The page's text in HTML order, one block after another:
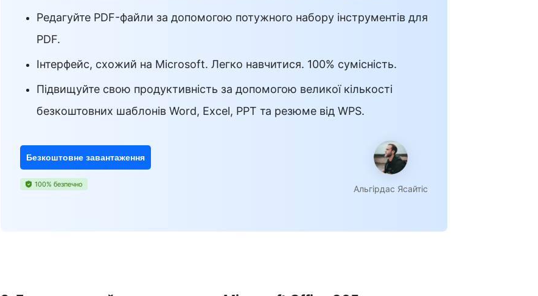
Редагуйте PDF-файли за допомогою потужного набору інструментів для
PDF.
Інтерфейс, схожий на Microsoft. Легко навчитися. 100% сумісність.
Підвищуйте свою продуктивність за допомогою великої кількості
безкоштовних шаблонів Word, Excel, PPT та резюме від WPS.
Безкоштовне завантаження
100% безпечно Альгірдас Ясайтіс